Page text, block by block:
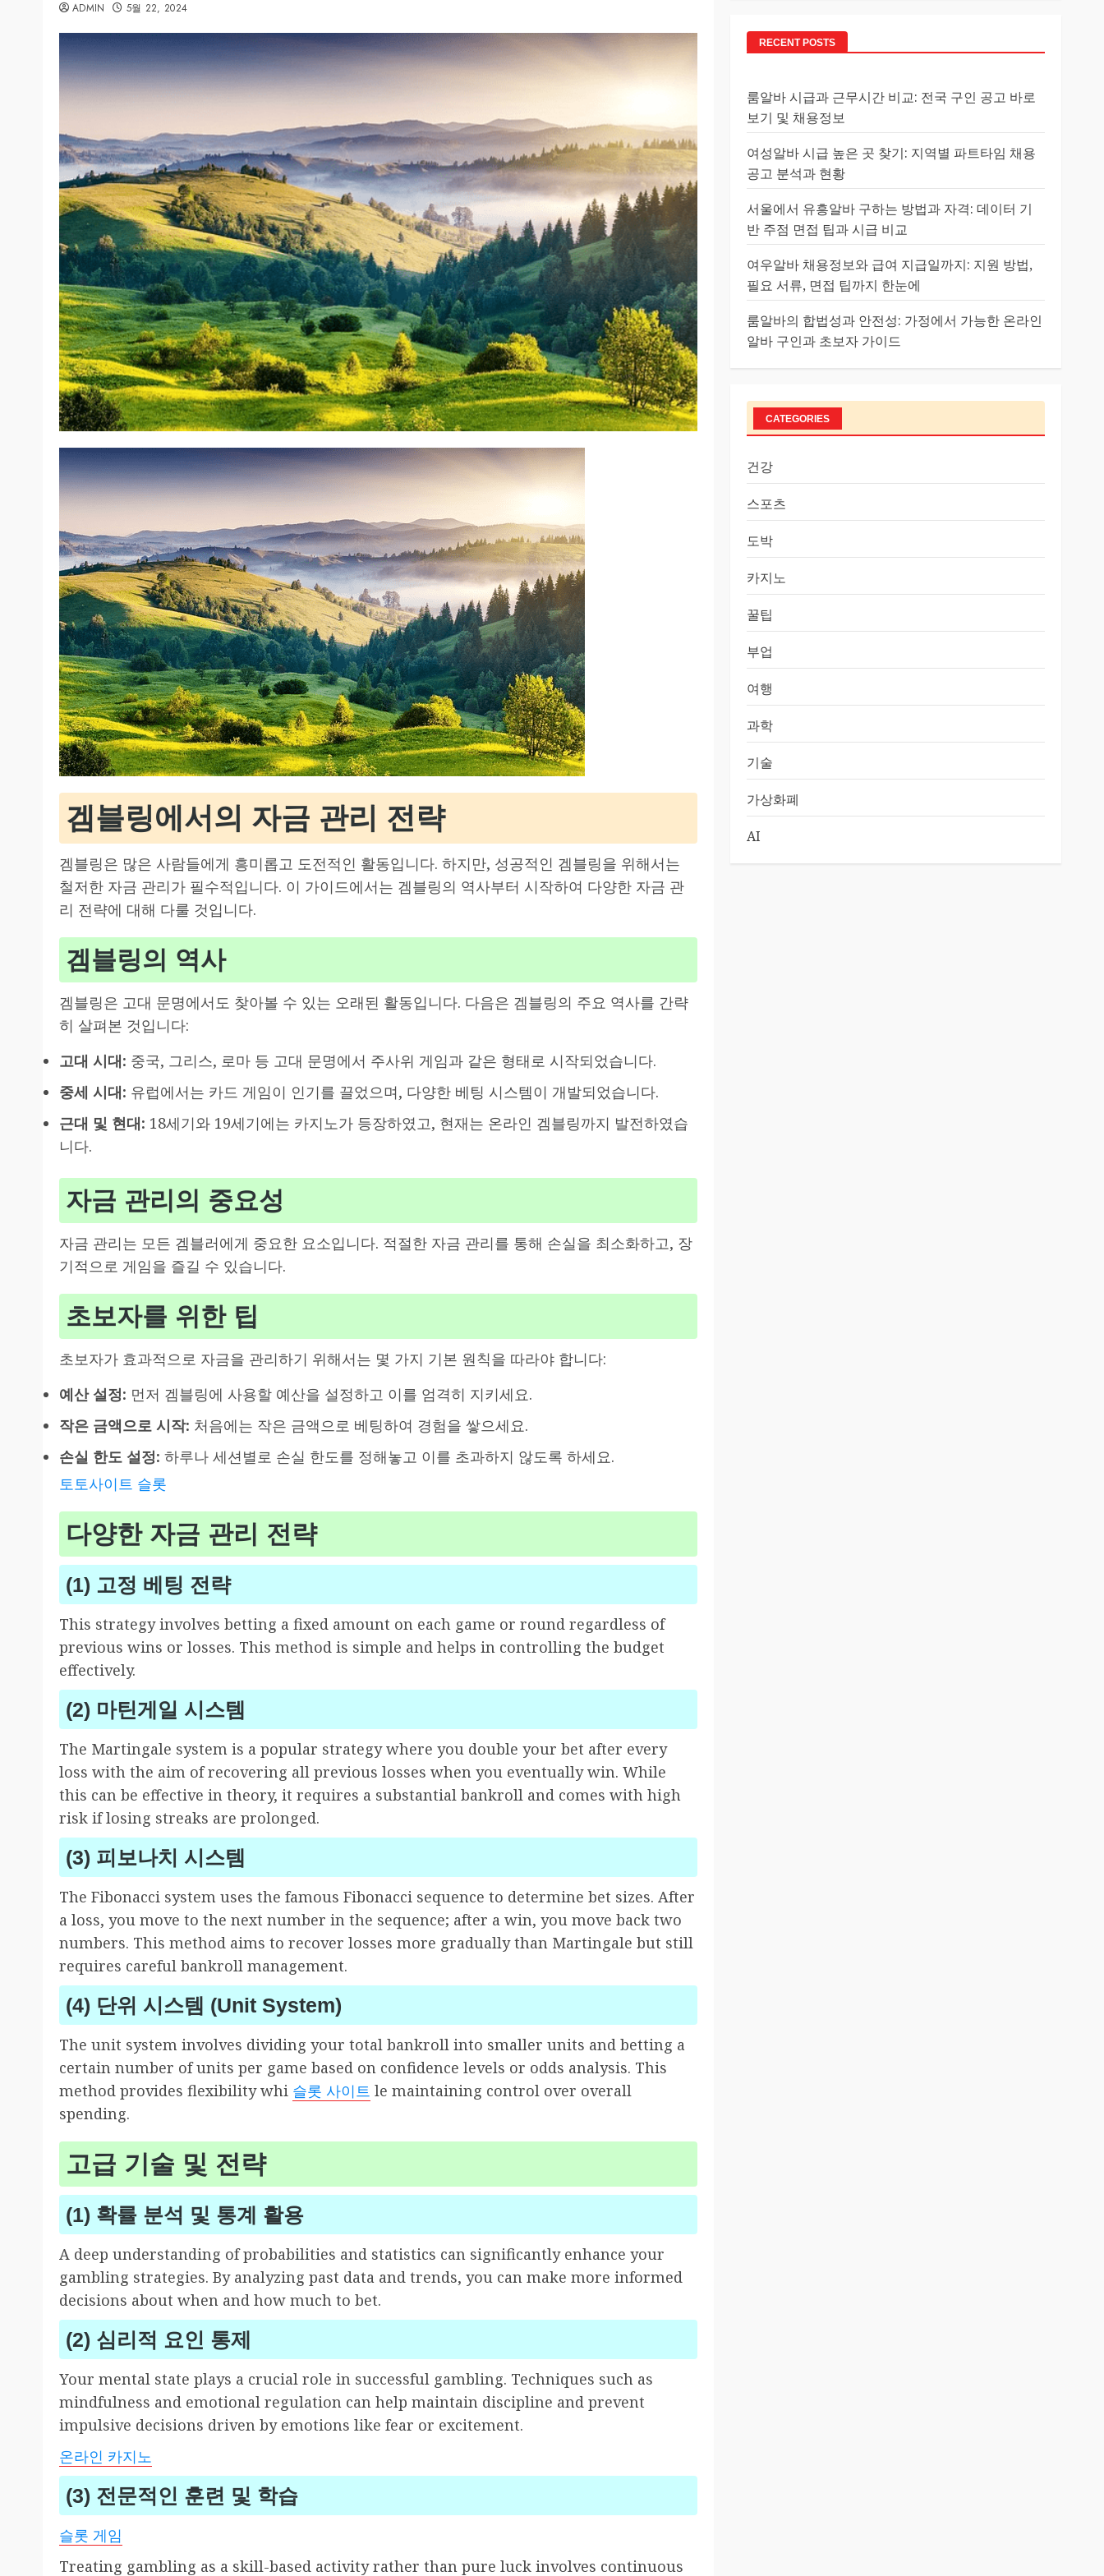
ADMIN 5월 22, 2024
겜블링에서의 자금 관리 전략
겜블링은 많은 사람들에게 흥미롭고 도전적인 활동입니다. 하지만, 성공적인 겜블링을 위해서는
철저한 자금 관리가 필수적입니다. 이 가이드에서는 겜블링의 역사부터 시작하여 다양한 자금 관
리 전략에 대해 다룰 것입니다.
겜블링의 역사
겜블링은 고대 문명에서도 찾아볼 수 있는 오래된 활동입니다. 다음은 겜블링의 주요 역사를 간략
히 살펴본 것입니다:
고대 시대: 중국, 그리스, 로마 등 고대 문명에서 주사위 게임과 같은 형태로 시작되었습니다.
중세 시대: 유럽에서는 카드 게임이 인기를 끌었으며, 다양한 베팅 시스템이 개발되었습니다.
근대 및 현대: 18세기와 19세기에는 카지노가 등장하였고, 현재는 온라인 겜블링까지 발전하였습
니다.
자금 관리의 중요성
자금 관리는 모든 겜블러에게 중요한 요소입니다. 적절한 자금 관리를 통해 손실을 최소화하고, 장
기적으로 게임을 즐길 수 있습니다.
초보자를 위한 팁
초보자가 효과적으로 자금을 관리하기 위해서는 몇 가지 기본 원칙을 따라야 합니다:
예산 설정: 먼저 겜블링에 사용할 예산을 설정하고 이를 엄격히 지키세요.
작은 금액으로 시작: 처음에는 작은 금액으로 베팅하여 경험을 쌓으세요.
손실 한도 설정: 하루나 세션별로 손실 한도를 정해놓고 이를 초과하지 않도록 하세요.
토토사이트 슬롯
다양한 자금 관리 전략
(1) 고정 베팅 전략
This strategy involves betting a fixed amount on each game or round regardless of
previous wins or losses. This method is simple and helps in controlling the budget
effectively.
(2) 마틴게일 시스템
The Martingale system is a popular strategy where you double your bet after every
loss with the aim of recovering all previous losses when you eventually win. While
this can be effective in theory, it requires a substantial bankroll and comes with high
risk if losing streaks are prolonged.
(3) 피보나치 시스템
The Fibonacci system uses the famous Fibonacci sequence to determine bet sizes. After
a loss, you move to the next number in the sequence; after a win, you move back two
numbers. This method aims to recover losses more gradually than Martingale but still
requires careful bankroll management.
(4) 단위 시스템 (Unit System)
The unit system involves dividing your total bankroll into smaller units and betting a
certain number of units per game based on confidence levels or odds analysis. This
method provides flexibility whi 슬롯 사이트 le maintaining control over overall
spending.
고급 기술 및 전략
(1) 확률 분석 및 통계 활용
A deep understanding of probabilities and statistics can significantly enhance your
gambling strategies. By analyzing past data and trends, you can make more informed
decisions about when and how much to bet.
(2) 심리적 요인 통제
Your mental state plays a crucial role in successful gambling. Techniques such as
mindfulness and emotional regulation can help maintain discipline and prevent
impulsive decisions driven by emotions like fear or excitement.
온라인 카지노
(3) 전문적인 훈련 및 학습
슬롯 게임
Treating gambling as a skill-based activity rather than pure luck involves continuous
RECENT POSTS
룸알바 시급과 근무시간 비교: 전국 구인 공고 바로
보기 및 채용정보
여성알바 시급 높은 곳 찾기: 지역별 파트타임 채용
공고 분석과 현황
서울에서 유흥알바 구하는 방법과 자격: 데이터 기
반 주점 면접 팁과 시급 비교
여우알바 채용정보와 급여 지급일까지: 지원 방법,
필요 서류, 면접 팁까지 한눈에
룸알바의 합법성과 안전성: 가정에서 가능한 온라인
알바 구인과 초보자 가이드
CATEGORIES
건강
스포츠
도박
카지노
꿀팁
부업
여행
과학
기술
가상화폐
AI